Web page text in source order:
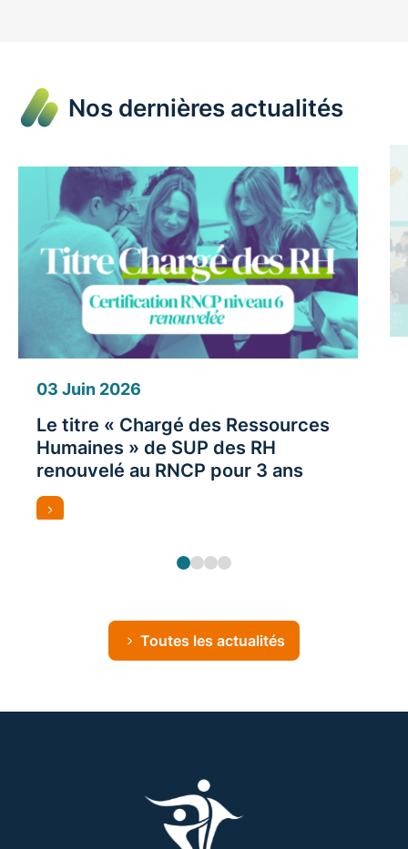
Nos dernières actualités
03 Juin 2026
Le titre « Chargé des Ressources
Humaines » de SUP des RH
renouvelé au RNCP pour 3 ans
Toutes les actualités